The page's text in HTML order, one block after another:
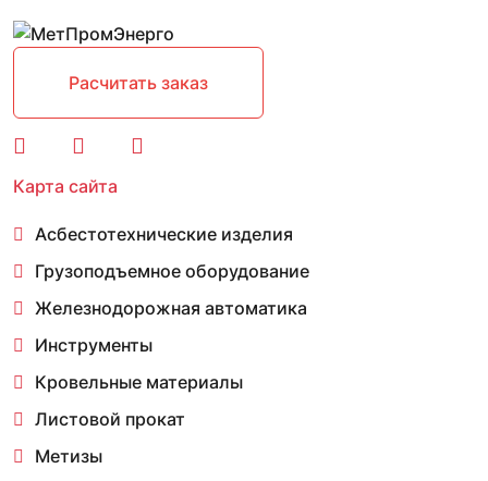
Расчитать заказ
Карта сайта
Асбестотехнические изделия
Грузоподъемное оборудование
Железнодорожная автоматика
Инструменты
Кровельные материалы
Листовой прокат
Метизы